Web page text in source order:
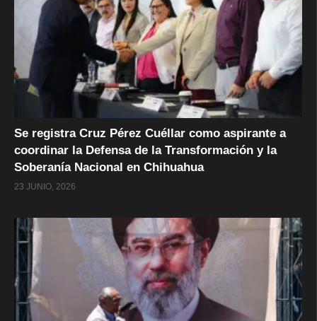
Se registra Cruz Pérez Cuéllar como aspirante a
coordinar la Defensa de la Transformación y la
Soberanía Nacional en Chihuahua
23 JUNIO, 2026